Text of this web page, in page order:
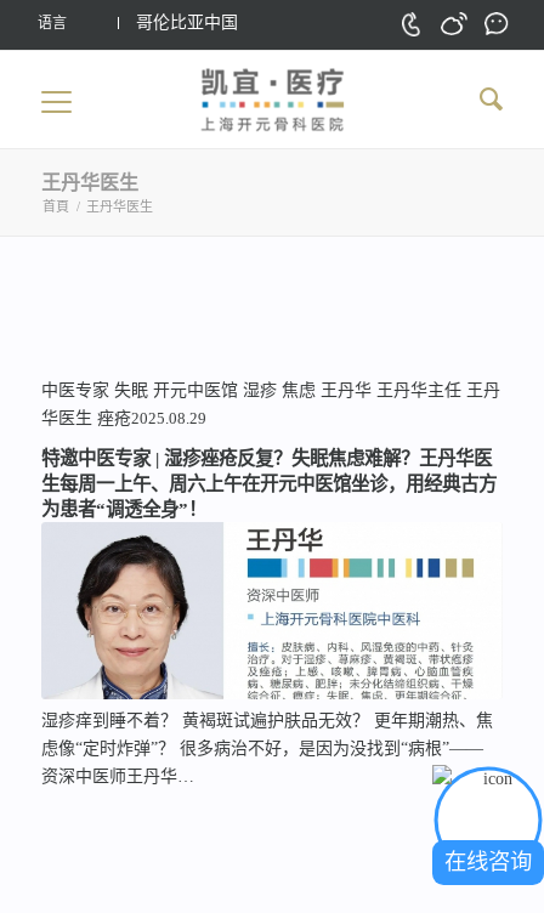
语言 哥伦比亚中国
王丹华医生
首頁 / 王丹华医生
中医专家 失眠 开元中医馆 湿疹 焦虑 王丹华 王丹华主任 王丹
华医生 痤疮2025.08.29
特邀中医专家 | 湿疹痤疮反复？失眠焦虑难解？王丹华医
生每周一上午、周六上午在开元中医馆坐诊，用经典古方
为患者“调透全身”！
湿疹痒到睡不着？ 黄褐斑试遍护肤品无效？ 更年期潮热、焦
虑像“定时炸弹”？ 很多病治不好，是因为没找到“病根”——
资深中医师王丹华…
在线咨询